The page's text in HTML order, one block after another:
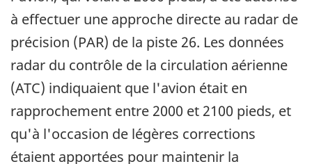
à effectuer une approche directe au radar de
précision (PAR) de la piste 26. Les données
radar du contrôle de la circulation aérienne
(ATC) indiquaient que l'avion était en
rapprochement entre 2000 et 2100 pieds, et
qu'à l'occasion de légères corrections
étaient apportées pour maintenir la